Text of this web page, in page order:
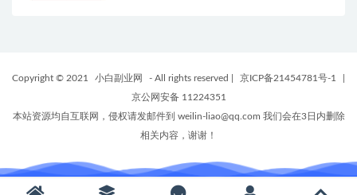
Copyright © 2021 小白副业网 - All rights reserved 京ICP备21454781号-1
京公网安备 11224351
本站资源均自互联网，侵权请发邮件到 weilin-liao@qq.com 我们会在3日内删除
相关内容，谢谢！